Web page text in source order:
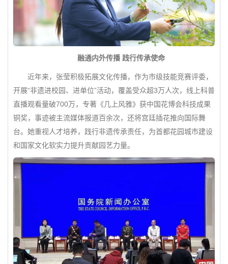
融通内外传播 践行传承使命
近年来，张莹积极拓展文化传播，作为市级技能竞赛评委，
开展“非遗进校园、进单位”活动，覆盖受众超3万人次，线上科普
直播观看量破700万，专著《几上风雅》获中国花博会科技成果
铜奖，事迹被主流媒体报道百余次，还将宫廷插花推向国际舞
台。她重视人才培养，践行非遗传承责任，为首都花园城市建设
和国家文化软实力提升贡献园艺力量。